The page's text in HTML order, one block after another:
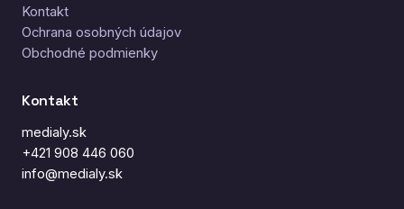
Kontakt
Ochrana osobných údajov
Obchodné podmienky
Kontakt
medialy.sk
+421 908 446 060
info@medialy.sk